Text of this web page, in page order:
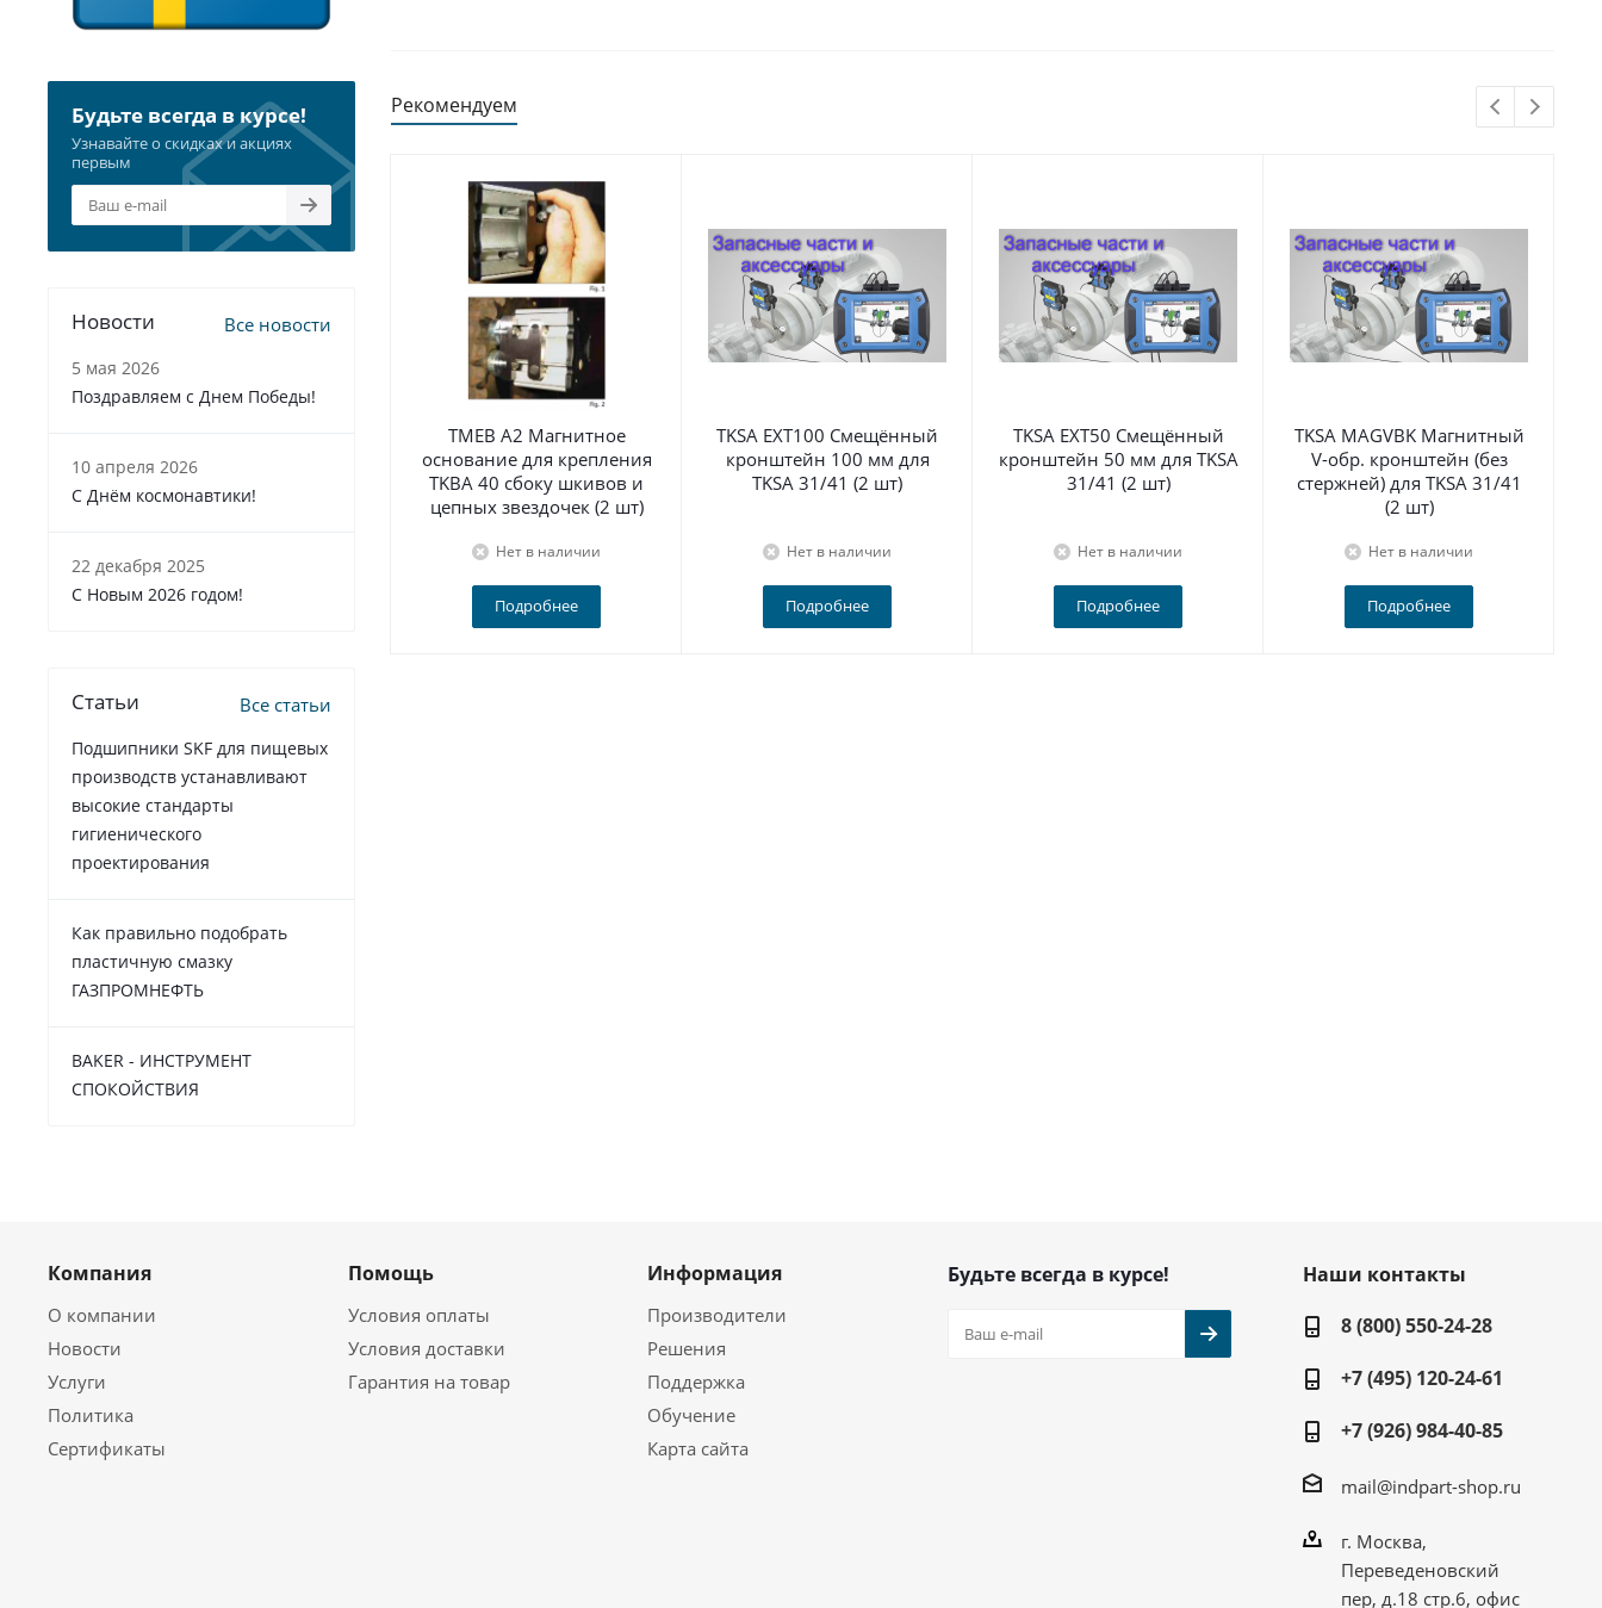
Рекомендуем
TMEB A2 Магнитное
основание для крепления
TKBA 40 сбоку шкивов и
цепных звездочек (2 шт)
Нет в наличии
Подробнее
TKSA EXT100 Смещённый
кронштейн 100 мм для
TKSA 31/41 (2 шт)
Нет в наличии
Подробнее
TKSA EXT50 Смещённый
кронштейн 50 мм для TKSA
31/41 (2 шт)
Нет в наличии
Подробнее
TKSA MAGVBK Магнитный
V-обр. кронштейн (без
стержней) для TKSA 31/41
(2 шт)
Нет в наличии
Подробнее
Будьте всегда в курсе!
Узнавайте о скидках и акциях
первым
Новости Все новости
5 мая 2026
Поздравляем с Днем Победы!
10 апреля 2026
С Днём космонавтики!
22 декабря 2025
C Новым 2026 годом!
Статьи Все статьи
Подшипники SKF для пищевых
производств устанавливают
высокие стандарты
гигиенического
проектирования
Как правильно подобрать
пластичную смазку
ГАЗПРОМНЕФТЬ
BAKER - ИНСТРУМЕНТ
СПОКОЙСТВИЯ
Компания
О компании
Новости
Услуги
Политика
Сертификаты
Помощь
Условия оплаты
Условия доставки
Гарантия на товар
Информация
Производители
Решения
Поддержка
Обучение
Карта сайта
Будьте всегда в курсе!
Наши контакты
8 (800) 550-24-28
+7 (495) 120-24-61
+7 (926) 984-40-85
mail@indpart-shop.ru
г. Москва,
Переведеновский
пер, д.18 стр.6, офис